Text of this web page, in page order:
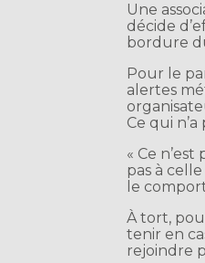
Une
décide
bordure
Pour le
alertes
Ce qui
« Ce
pas à
le
À tort,
tenir en
rejoindre